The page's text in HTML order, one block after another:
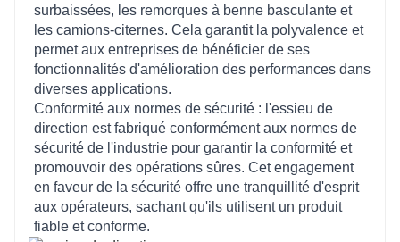
surbaissées, les remorques à benne basculante et
les camions-citernes. Cela garantit la polyvalence et
permet aux entreprises de bénéficier de ses
fonctionnalités d'amélioration des performances dans
diverses applications.
Conformité aux normes de sécurité : l'essieu de
direction est fabriqué conformément aux normes de
sécurité de l'industrie pour garantir la conformité et
promouvoir des opérations sûres. Cet engagement
en faveur de la sécurité offre une tranquillité d'esprit
aux opérateurs, sachant qu'ils utilisent un produit
fiable et conforme.